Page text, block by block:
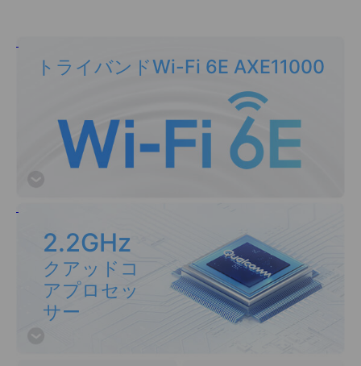
トライバンドWi-Fi 6E AXE11000
2.2GHz
クアッドコ
アプロセッ
サー